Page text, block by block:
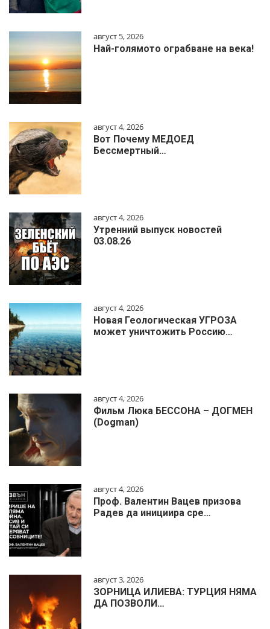
август 5, 2026
Най-голямото ограбване на века!
август 4, 2026
Вот Почему МЕДОЕД
Бессмертный…
август 4, 2026
Утренний выпуск новостей
03.08.26
август 4, 2026
Новая Геологическая УГРОЗА
может уничтожить Россию…
август 4, 2026
Фильм Люка БЕССОНА – ДОГМЕН
(Dogman)
август 4, 2026
Проф. Валентин Вацев призова
Радев да инициира сре…
август 3, 2026
ЗОРНИЦА ИЛИЕВА: ТУРЦИЯ НЯМА
ДА ПОЗВОЛИ…